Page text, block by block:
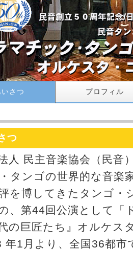
いさつ プロフィル
つ
人 民主音楽協会（民音
タンゴの世界的な音楽
を博してきたタンゴ・
、第44回公演として「
の巨匠たち』オルケス
年1月より、全国36都市